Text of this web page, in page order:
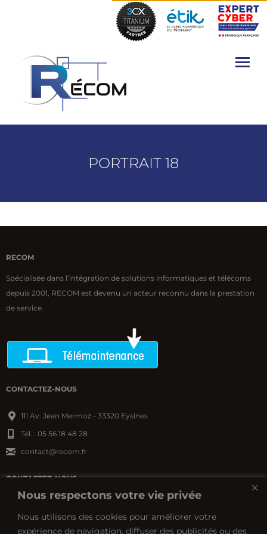
Nous respectons votre vie privée
Nous utilisons des cookies pour améliorer votre
expérience de navigation, diffuser des publicités ou des
PORTRAIT 18
RECOM
Spécialisée dans l’intégration de solutions informatiques et télécoms
depuis 2001, RECOM est devenu un acteur reconnu dans la prestation
de service.
CONTACTEZ-NOUS
111 Av. Jean Mermoz - 33320 Eysines
Tél. : 05 56 18 48 28
contact@recom.fr
CONTACTEZ-NOUS
24660 Coulounieix-Chamiers